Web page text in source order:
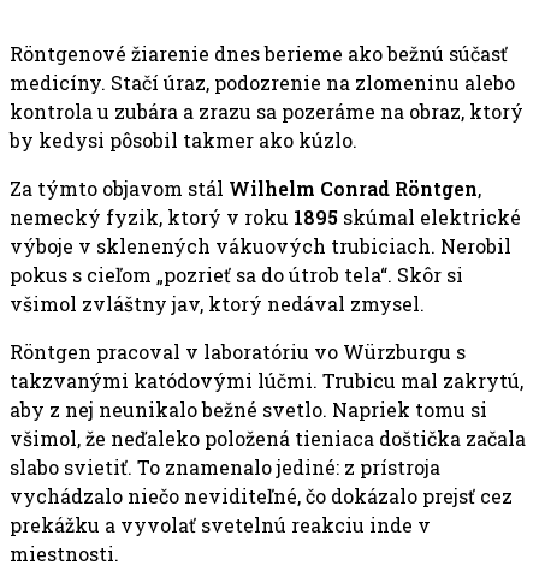
Röntgenové žiarenie dnes berieme ako bežnú súčasť
medicíny. Stačí úraz, podozrenie na zlomeninu alebo
kontrola u zubára a zrazu sa pozeráme na obraz, ktorý
by kedysi pôsobil takmer ako kúzlo.
Za týmto objavom stál Wilhelm Conrad Röntgen,
nemecký fyzik, ktorý v roku 1895 skúmal elektrické
výboje v sklenených vákuových trubiciach. Nerobil
pokus s cieľom „pozrieť sa do útrob tela“. Skôr si
všimol zvláštny jav, ktorý nedával zmysel.
Röntgen pracoval v laboratóriu vo Würzburgu s
takzvanými katódovými lúčmi. Trubicu mal zakrytú,
aby z nej neunikalo bežné svetlo. Napriek tomu si
všimol, že neďaleko položená tieniaca doštička začala
slabo svietiť. To znamenalo jediné: z prístroja
vychádzalo niečo neviditeľné, čo dokázalo prejsť cez
prekážku a vyvolať svetelnú reakciu inde v
miestnosti.